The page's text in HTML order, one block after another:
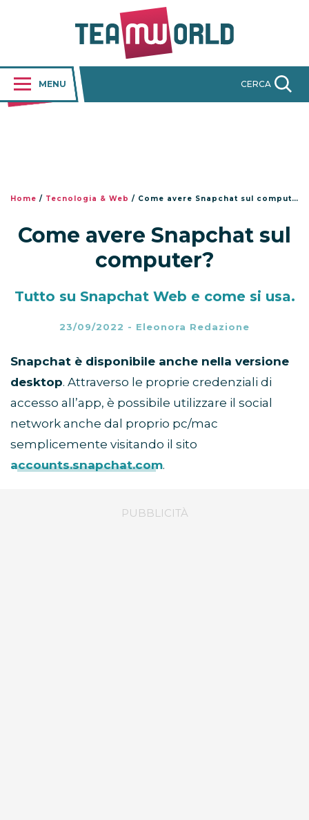
MENU CERCA
Home / Tecnologia & Web / Come avere Snapchat sul computer?
Come avere Snapchat sul
computer?
Tutto su Snapchat Web e come si usa.
23/09/2022 - Eleonora Redazione
Snapchat è disponibile anche nella versione
desktop. Attraverso le proprie credenziali di
accesso all’app, è possibile utilizzare il social
network anche dal proprio pc/mac
semplicemente visitando il sito
accounts.snapchat.com.